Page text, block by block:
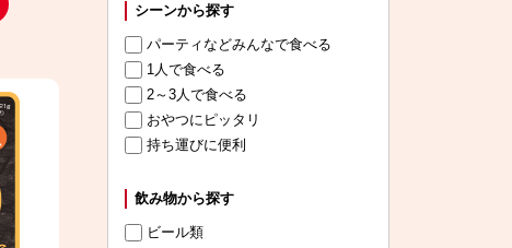
シーンから探す
パーティなどみんなで食べる
1人で食べる
2～3人で食べる
おやつにピッタリ
持ち運びに便利
飲み物から探す
ビール類